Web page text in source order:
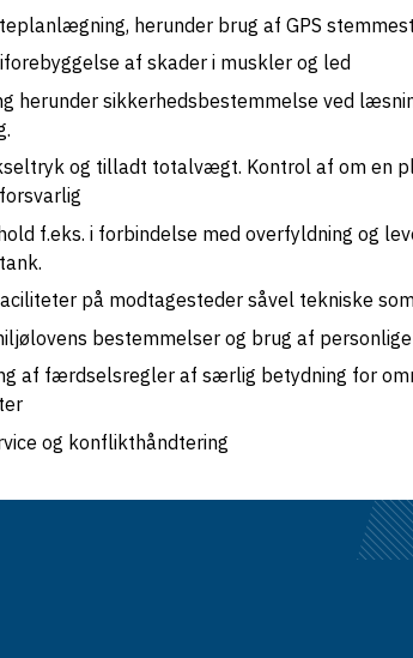
herunder brug af GPS
af skader i muskler og led
herunder sikkerhedsbestemmelse ved
og tilladt totalvægt. Kontrol af om en
f.eks. i forbindelse med overfyldning og
på modtagesteder såvel tekniske
bestemmelser og brug af
af færdselsregler af særlig betydning for
og konflikthåndtering